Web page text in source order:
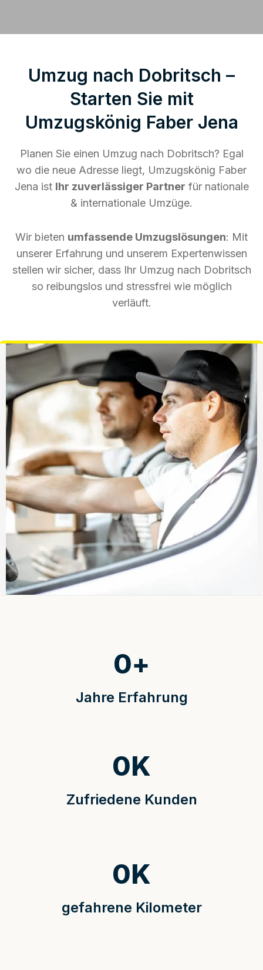
Umzug nach Dobritsch –
Starten Sie mit
Umzugskönig Faber Jena
Planen Sie einen Umzug nach Dobritsch? Egal
wo die neue Adresse liegt, Umzugskönig Faber
Jena ist Ihr zuverlässiger Partner für nationale
& internationale Umzüge.
Wir bieten umfassende Umzugslösungen: Mit
unserer Erfahrung und unserem Expertenwissen
stellen wir sicher, dass Ihr Umzug nach Dobritsch
so reibungslos und stressfrei wie möglich
verläuft.
Jahre Erfahrung
0+
Zufriedene Kunden
0K
gefahrene Kilometer
0K